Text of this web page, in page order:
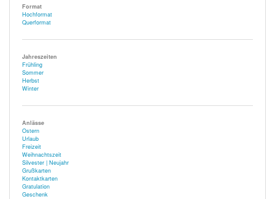
Format
Hochformat
Querformat
Jahreszeiten
Frühling
Sommer
Herbst
Winter
Anlässe
Ostern
Urlaub
Freizeit
Weihnachtszeit
Silvester | Neujahr
Grußkarten
Kontaktkarten
Gratulation
Geschenk